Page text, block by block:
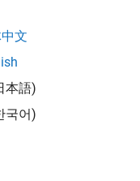
文
本語)
국어)